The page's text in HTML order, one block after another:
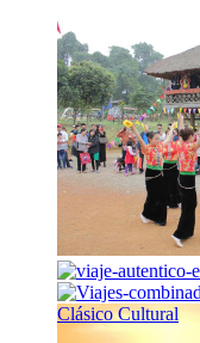
Clásico Cultural